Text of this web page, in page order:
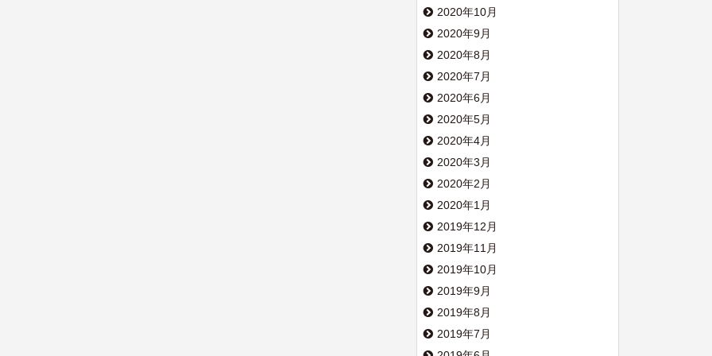
2020年10月
2020年9月
2020年8月
2020年7月
2020年6月
2020年5月
2020年4月
2020年3月
2020年2月
2020年1月
2019年12月
2019年11月
2019年10月
2019年9月
2019年8月
2019年7月